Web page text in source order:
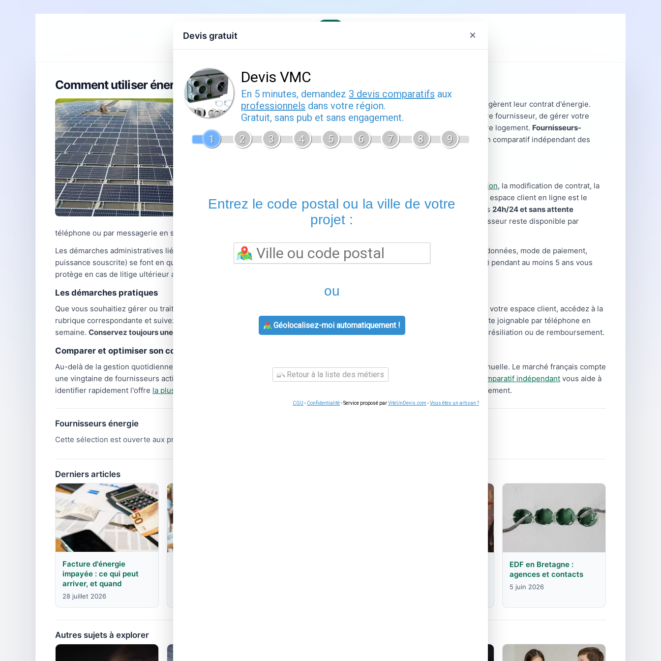
Accueil Devis gratuit Contact EDF Engie Fournisseurs Demenagement GRDF
Comment utiliser énergie : guide pratique
Énergieest un sujet que de nombreux foyers français rencontrent lorsqu'ils gèrent leur contrat d'énergie.
Bien comprendre cette thématique vous permet de mieux interagir avec votre fournisseur, de gérer votre
contrat sereinement et d'anticiper les démarches administratives liées à votre logement. Fournisseurs-
Énergie.fr
vous accompagne à chaque étape avec des guides pratiques et un comparatif indépendant des
offres disponibles sur le marché français.
concernent souvent la souscription, la modification de contrat, la
gestion
des factures ou le changement
de situation. Dans tous les cas, votre espace client en ligne est le
premier outil à consulter : il concentre l'essentiel des démarches disponibles 24h/24 et sans attente
. En cas de question complexe, le service client de votre fournisseur reste disponible par
téléphone ou par messagerie en semaine.
Les démarches administratives liées à l'énergie sont souvent plus simples qu'il n'y paraît. La plupart des changements (coordonnées, mode de paiement,
puissance souscrite) se font en quelques clics depuis l'espace client.Conserver vos documents(factures, contrats, relevés) pendant au moins 5 ans vous
protège en cas de litige ultérieur avec votre fournisseur.
Les démarches pratiques
Que vous souhaitiez gérer ou traiter une demande liée à
, voici les étapes habituelles : connectez-vous à votre espace client, accédez à la
rubrique correspondante et suivez les instructions. Pour les demandes complexes, le service client de votre fournisseur reste joignable par téléphone en
semaine. Conservez toujours une trace écrite de vos échanges en cas de litige ultérieur, notamment pour les demandes de résiliation ou de remboursement.
Comparer et optimiser son contrat d'énergie
Au-delà de la gestion quotidienne, comparer les offres d'énergiereste le moyen le plus efficace de réduire votre facture annuelle. Le marché français compte
une vingtaine de fournisseurs actifs, avec des écarts tarifaires pouvant atteindre 15 % sur une consommation type.
Notre comparatif indépendant vous aide à
identifier rapidement l'offre la plus avantageuse pour votre profil de consommation, sans engagement et sans frais de changement.
Fournisseurs énergie
Cette sélection est ouverte aux professionnels du domaine.
Derniers articles
Facture d'énergie
impayée : ce qui peut
arriver, et quand
28 juillet 2026
EDF en Bretagne :
agences et contacts
5 juin 2026
Autres sujets à explorer
Devis gratuit ×